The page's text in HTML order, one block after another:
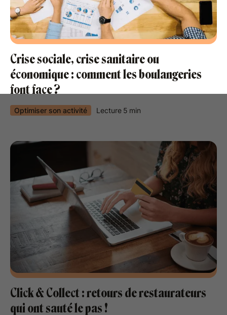
Crise sociale, crise sanitaire ou
économique : comment les boulangeries
font face ?
Optimiser son activité Lecture 5 min
Click & Collect : retours de restaurateurs
qui ont sauté le pas !